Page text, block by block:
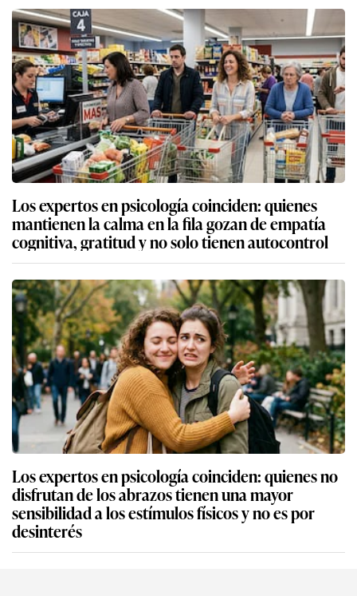
Los expertos en psicología coinciden: quienes
mantienen la calma en la fila gozan de empatía
cognitiva, gratitud y no solo tienen autocontrol
Los expertos en psicología coinciden: quienes no
disfrutan de los abrazos tienen una mayor
sensibilidad a los estímulos físicos y no es por
desinterés